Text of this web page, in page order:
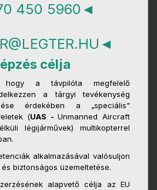
450 5960◄
célja
a távpilóta megfelelő
a tárgyi tevékenység
érdekében a „speciális"
(UAS -Unmanned Aircraft
légijárművek) multikopterrel
alkalmazásával valósuljon
biztonságos üzemeltetése.
alapvető célja az EU